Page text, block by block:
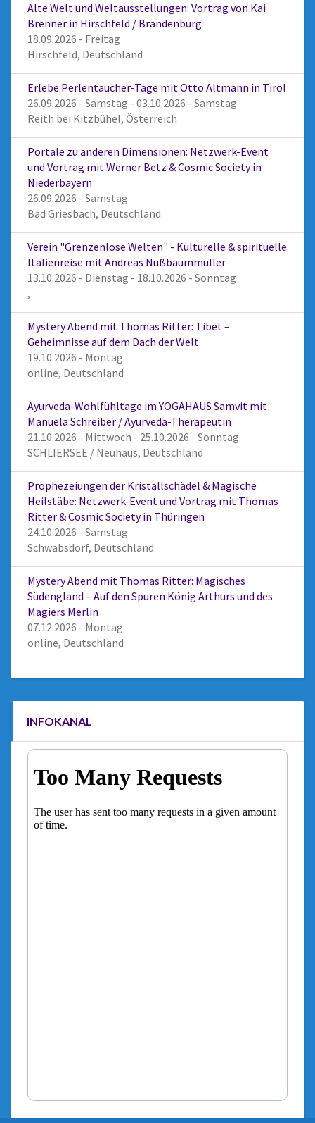
Alte Welt und Weltausstellungen: Vortrag von Kai
Brenner in Hirschfeld / Brandenburg
18.09.2026 - Freitag
Hirschfeld, Deutschland
Erlebe Perlentaucher-Tage mit Otto Altmann in Tirol
26.09.2026 - Samstag - 03.10.2026 - Samstag
Reith bei Kitzbühel, Österreich
Portale zu anderen Dimensionen: Netzwerk-Event
und Vortrag mit Werner Betz & Cosmic Society in
Niederbayern
26.09.2026 - Samstag
Bad Griesbach, Deutschland
Verein "Grenzenlose Welten" - Kulturelle & spirituelle
Italienreise mit Andreas Nußbaummüller
13.10.2026 - Dienstag - 18.10.2026 - Sonntag
,
Mystery Abend mit Thomas Ritter: Tibet –
Geheimnisse auf dem Dach der Welt
19.10.2026 - Montag
online, Deutschland
Ayurveda-Wohlfühltage im YOGAHAUS Samvit mit
Manuela Schreiber / Ayurveda-Therapeutin
21.10.2026 - Mittwoch - 25.10.2026 - Sonntag
SCHLIERSEE / Neuhaus, Deutschland
Prophezeiungen der Kristallschädel & Magische
Heilstäbe: Netzwerk-Event und Vortrag mit Thomas
Ritter & Cosmic Society in Thüringen
24.10.2026 - Samstag
Schwabsdorf, Deutschland
Mystery Abend mit Thomas Ritter: Magisches
Südengland – Auf den Spuren König Arthurs und des
Magiers Merlin
07.12.2026 - Montag
online, Deutschland
INFOKANAL